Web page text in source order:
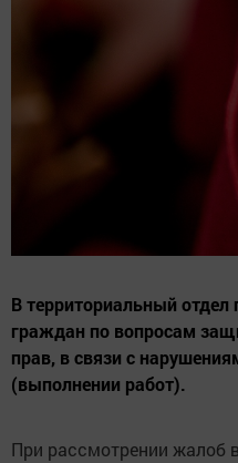
В территориальный
граждан по вопросам
прав, в связи с
(выполнении работ).
При рассмотрении жалоб